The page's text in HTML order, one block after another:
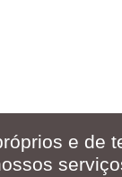
e de